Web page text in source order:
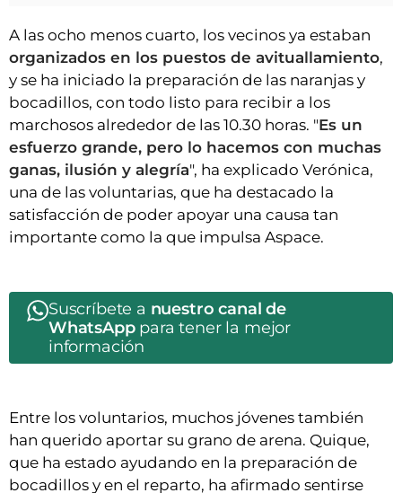
A las ocho menos cuarto, los vecinos ya estaban
organizados en los puestos de avituallamiento,
y se ha iniciado la preparación de las naranjas y
bocadillos, con todo listo para recibir a los
marchosos alrededor de las 10.30 horas. "Es un
esfuerzo grande, pero lo hacemos con muchas
ganas, ilusión y alegría", ha explicado Verónica,
una de las voluntarias, que ha destacado la
satisfacción de poder apoyar una causa tan
importante como la que impulsa Aspace.
Suscríbete a nuestro canal de
WhatsApppara tener la mejor
información
Entre los voluntarios, muchos jóvenes también
han querido aportar su grano de arena. Quique,
que ha estado ayudando en la preparación de
bocadillos y en el reparto, ha afirmado sentirse